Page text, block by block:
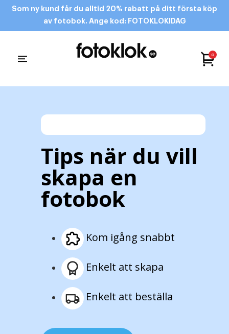
Som ny kund får du alltid 20% rabatt på ditt första köp
av fotobok. Ange kod: FOTOKLOKIDAG
0
Tips när du vill
skapa en
fotobok
Kom igång snabbt
Enkelt att skapa
Enkelt att beställa